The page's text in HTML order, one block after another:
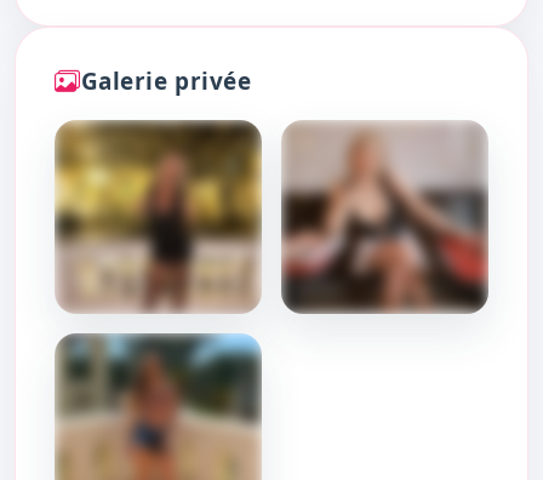
Galerie privée
DÉBLOQUER